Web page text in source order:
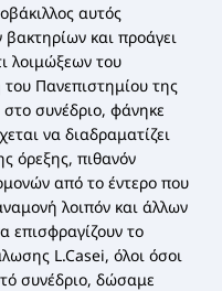
αυτός
και προάγει
λοιμώξεων του
Πανεπιστημίου της
συνέδριο, φάνηκε
να διαδραματίζει
όρεξης, πιθανόν
από το έντερο που
λοιπόν και άλλων
επισφραγίζουν το
L.Casei, όλοι όσοι
συνέδριο, δώσαμε